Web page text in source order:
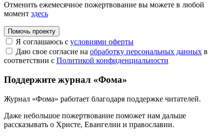
Отменить ежемесячное пожертвование вы можете в любой
момент здесь
Помочь проекту
Я соглашаюсь с условиями оферты
Даю свое согласие на обработку персональных данных в
соответствии с Политикой конфиденциальности
Поддержите журнал «Фома»
Журнал «Фома» работает благодаря поддержке читателей.
Даже небольшое пожертвование поможет нам дальше
рассказывать о Христе, Евангелии и православии.